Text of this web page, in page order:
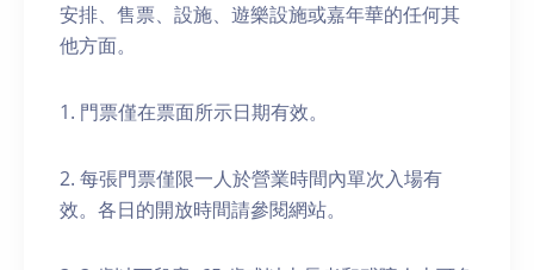
安排、售票、設施、遊樂設施或嘉年華的任何其
他方面。
1. 門票僅在票面所示日期有效。
2. 每張門票僅限一人於營業時間內單次入場有
效。各日的開放時間請參閱網站。